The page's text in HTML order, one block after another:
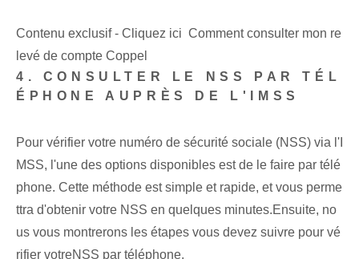
Contenu exclusif - Cliquez ici Comment consulter mon re
levé de compte Coppel
4. CONSULTER LE NSS PAR TÉL
ÉPHONE AUPRÈS DE L'IMSS
Pour vérifier votre numéro de sécurité sociale (NSS) via l'I
MSS, l'une des options disponibles est de le faire par télé
phone. Cette méthode est⁢ simple et rapide, et vous perme
ttra d'obtenir votre NSS ⁢en ⁢quelques‍ minutes.⁣Ensuite,⁣ no
us vous montrerons les étapes ⁤vous devez suivre pour vé
rifier votre⁢NSS par téléphone.